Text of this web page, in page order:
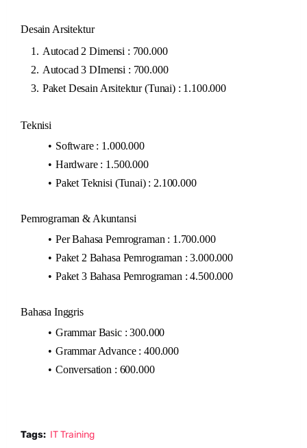
Desain Arsitektur
Autocad 2 Dimensi : 700.000
Autocad 3 DImensi : 700.000
Paket Desain Arsitektur (Tunai) : 1.100.000
Teknisi
Software : 1.000.000
Hardware : 1.500.000
Paket Teknisi (Tunai) : 2.100.000
Pemrograman & Akuntansi
Per Bahasa Pemrograman : 1.700.000
Paket 2 Bahasa Pemrograman : 3.000.000
Paket 3 Bahasa Pemrograman : 4.500.000
Bahasa Inggris
Grammar Basic : 300.000
Grammar Advance : 400.000
Conversation : 600.000
Tags: IT Training